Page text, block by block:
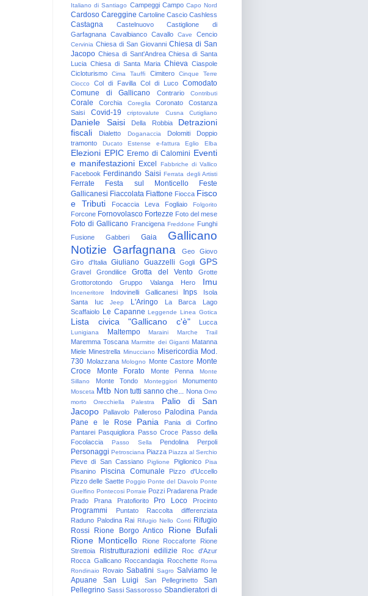
Italiano di Santiago Campeggi Campo Capo Nord
Cardoso Careggine Cartoline Cascio Cashless
Castagna Castelnuovo
Castiglione di
Garfagnana Cavalbianco Cavallo Cave Cencio
Cervinia Chiesa di San Giovanni Chiesa di San
Jacopo Chiesa di Sant'Andrea Chiesa di Santa
Lucia Chiesa di Santa Maria Chieva Ciaspole
Cicloturismo
Cima Tauffi Cimitero
Cinque Terre
Ciocco
Col di Favilla Col di Luco Comodato
Comune di Gallicano
Contrario Contributi
Corale Corchia Coreglia Coronato
Costanza
Saisi
Covid-19 criptovalute Cusna Cutigliano
Daniele Saisi Della Robbia
Detrazioni
fiscali
Dialetto Doganaccia Dolomiti
Doppio
tramonto
Ducato Estense e-fattura Eglio Elba
Elezioni EPIC Eremo di Calomini Eventi
e manifestazioni Excel Fabbriche di Vallico
Facebook Ferdinando Saisi Ferrata degli Artisti
Ferrate Festa sul Monticello
Feste
Gallicanesi Fiaccolata Fiattone Fiocca Fisco
e Tributi
Focaccia Leva Fogliaio Folgorito
Forcone Fornovolasco Fortezze Foto del mese
Foto di Gallicano Francigena Freddone Funghi
Fusione
Gabberi Gaia
Gallicano
Notizie Garfagnana Geo
Giovo
Giro d'Italia
Giuliano Guazzelli Gogli GPS
Gravel Grondilice Grotta del Vento
Grotte
Grottorotondo
Gruppo Valanga Hero Imu
Inceneritore Indovinelli Gallicanesi Inps
Isola
Santa
Iuc Jeep L'Aringo La Barca
Lago
Scaffaiolo Le Capanne Leggende Linea Gotica
Lista civica "Gallicano c'è" Lucca
Lunigiana Maltempo Maraini Marche Trail
Maremma Toscana Marmitte dei Giganti Matanna
Miele Minestrella Minucciano Misericordia Mod.
730 Molazzana Mologno Monte Castore Monte
Croce
Monte Forato Monte Penna
Monte
Sillano
Monte Tondo Monteggiori Monumento
Mosceta Mtb Non tutti sanno che... Nona Omo
morto
Orecchiella Palestra
Palio di San
Jacopo
Pallavolo Palleroso Palodina Panda
Pane e le Rose Pania
Pania di Corfino
Pantarei Pasquigliora Passo Croce Passo della
Focolaccia
Passo Sella Pendolina Perpoli
Personaggi Petrosciana Piazza Piazza al Serchio
Pieve di San Cassiano Piglione Piglionico Pisa
Pisanino Piscina Comunale
Pizzo d'Uccello
Pizzo delle Saette Poggio Ponte del Diavolo Ponte
Guelfino Pontecosi Porraie Pozzi Pradarena Prade
Prado
Prana Pratofiorito Pro Loco Procinto
Programmi Puntato
Raccolta differenziata
Raduno Palodina Rai Rifugio Nello Conti Rifugio
Rossi
Rione Borgo Antico
Rione Bufali
Rione Monticello
Rione Roccaforte
Rione
Strettoia
Ristrutturazioni edilizie
Roc d'Azur
Rocca Gallicano Roccandagia Rocchette Roma
Rondinaio
Rovaio Sabatini Sagro Salviamo le
Apuane
San Luigi San Pellegrinetto
San
Pellegrino Sassi Sassorosso Sbandieratori di